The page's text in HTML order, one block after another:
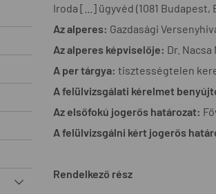
Iroda [...] ügyvéd (1081 Budapest,
Az alperes: Gazdasági
Az alperes képviselője: Dr.
A per tárgya: tisztességtelen
A felülvizsgálati kérelmet
Az elsőfokú jogerős határozat:
A felülvizsgálni kért jogerős
Rendelkező rész